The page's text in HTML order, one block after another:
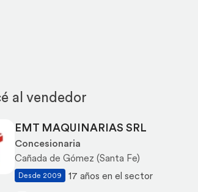
al vendedor
EMT MAQUINARIAS SRL
Concesionaria
Cañada de Gómez (Santa Fe)
Desde 2009
17 años en el sector